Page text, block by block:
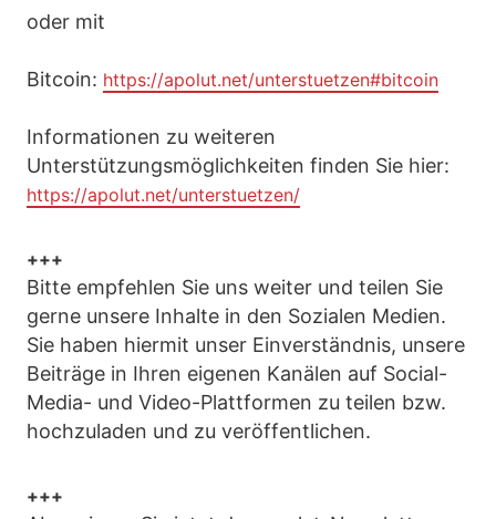
oder mit
Bitcoin: https://apolut.net/unterstuetzen#bitcoin
Informationen zu weiteren
Unterstützungsmöglichkeiten finden Sie hier:
https://apolut.net/unterstuetzen/
+++
Bitte empfehlen Sie uns weiter und teilen Sie
gerne unsere Inhalte in den Sozialen Medien.
Sie haben hiermit unser Einverständnis, unsere
Beiträge in Ihren eigenen Kanälen auf Social-
Media- und Video-Plattformen zu teilen bzw.
hochzuladen und zu veröffentlichen.
+++